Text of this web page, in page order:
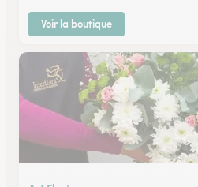
Voir la boutique